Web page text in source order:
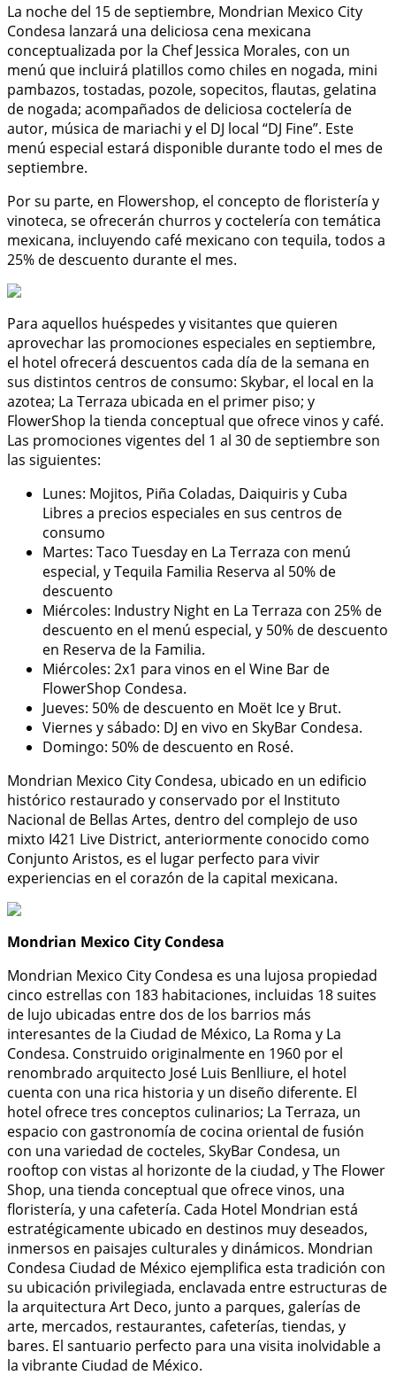
La noche del 15 de septiembre, Mondrian Mexico City
Condesa lanzará una deliciosa cena mexicana
conceptualizada por la Chef Jessica Morales, con un
menú que incluirá platillos como chiles en nogada, mini
pambazos, tostadas, pozole, sopecitos, flautas, gelatina
de nogada; acompañados de deliciosa coctelería de
autor, música de mariachi y el DJ local “DJ Fine”. Este
menú especial estará disponible durante todo el mes de
septiembre.
Por su parte, en Flowershop, el concepto de floristería y
vinoteca, se ofrecerán churros y coctelería con temática
mexicana, incluyendo café mexicano con tequila, todos a
25% de descuento durante el mes.
Para aquellos huéspedes y visitantes que quieren
aprovechar las promociones especiales en septiembre,
el hotel ofrecerá descuentos cada día de la semana en
sus distintos centros de consumo: Skybar, el local en la
azotea; La Terraza ubicada en el primer piso; y
FlowerShop la tienda conceptual que ofrece vinos y café.
Las promociones vigentes del 1 al 30 de septiembre son
las siguientes:
Lunes: Mojitos, Piña Coladas, Daiquiris y Cuba
Libres a precios especiales en sus centros de
consumo
Martes: Taco Tuesday en La Terraza con menú
especial, y Tequila Familia Reserva al 50% de
descuento
Miércoles: Industry Night en La Terraza con 25% de
descuento en el menú especial, y 50% de descuento
en Reserva de la Familia.
Miércoles: 2x1 para vinos en el Wine Bar de
FlowerShop Condesa.
Jueves: 50% de descuento en Moët Ice y Brut.
Viernes y sábado: DJ en vivo en SkyBar Condesa.
Domingo: 50% de descuento en Rosé.
Mondrian Mexico City Condesa, ubicado en un edificio
histórico restaurado y conservado por el Instituto
Nacional de Bellas Artes, dentro del complejo de uso
mixto I421 Live District, anteriormente conocido como
Conjunto Aristos, es el lugar perfecto para vivir
experiencias en el corazón de la capital mexicana.
Mondrian Mexico City Condesa
Mondrian Mexico City Condesa es una lujosa propiedad
cinco estrellas con 183 habitaciones, incluidas 18 suites
de lujo ubicadas entre dos de los barrios más
interesantes de la Ciudad de México, La Roma y La
Condesa. Construido originalmente en 1960 por el
renombrado arquitecto José Luis Benlliure, el hotel
cuenta con una rica historia y un diseño diferente. El
hotel ofrece tres conceptos culinarios; La Terraza, un
espacio con gastronomía de cocina oriental de fusión
con una variedad de cocteles, SkyBar Condesa, un
rooftop con vistas al horizonte de la ciudad, y The Flower
Shop, una tienda conceptual que ofrece vinos, una
floristería, y una cafetería. Cada Hotel Mondrian está
estratégicamente ubicado en destinos muy deseados,
inmersos en paisajes culturales y dinámicos. Mondrian
Condesa Ciudad de México ejemplifica esta tradición con
su ubicación privilegiada, enclavada entre estructuras de
la arquitectura Art Deco, junto a parques, galerías de
arte, mercados, restaurantes, cafeterías, tiendas, y
bares. El santuario perfecto para una visita inolvidable a
la vibrante Ciudad de México.